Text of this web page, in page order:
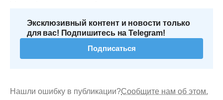
Эксклюзивный контент и новости только
для вас! Подпишитесь на Telegram!
Подписаться
Нашли ошибку в публикации?Сообщите нам об этом.